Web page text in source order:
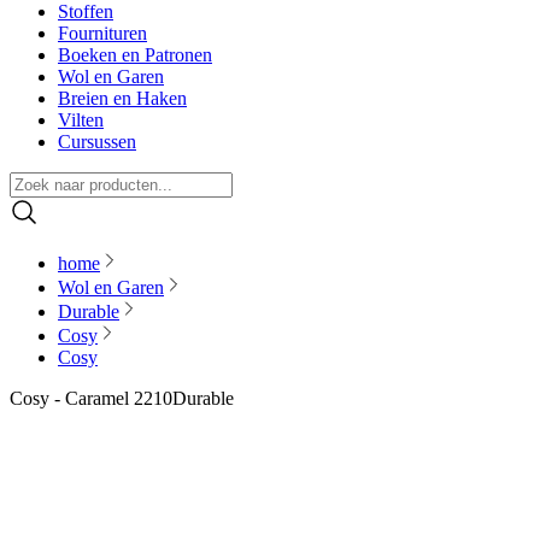
Stoffen
Fournituren
Boeken en Patronen
Wol en Garen
Breien en Haken
Vilten
Cursussen
home
Wol en Garen
Durable
Cosy
Cosy
Cosy - Caramel 2210Durable